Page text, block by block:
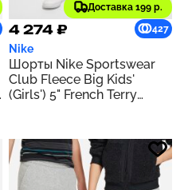
Доставка 199 р.
4 274 ₽ 427
Nike
Шорты Nike Sportswear
Club Fleece Big Kids'
(Girls') 5" French Terry